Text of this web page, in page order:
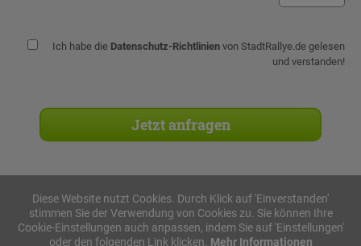
Ich habe die Datenschutz-Richtlinien von StadtRallye.de gelesen
und verstanden!
Stadtrallyes
iPad Rallye
Diese Website nutzt Cookies. Durch Klick auf 'Einverstanden'
stimmen Sie der Verwendung von Cookies zu. Sie können Ihre
Cookie-Einstellungen auch anpassen, indem Sie auf 'Einstellungen'
oder den folgenden Link klicken. Mehr Informationen